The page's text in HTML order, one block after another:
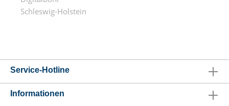
Schleswig-Holstein
Service-Hotline
Informationen